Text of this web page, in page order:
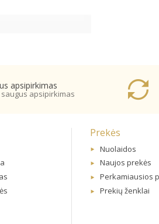
apsipirkimas
saugus apsipirkimas
Prekės
Nuolaidos
Naujos prekės
Perkamiausios
Prekių ženklai